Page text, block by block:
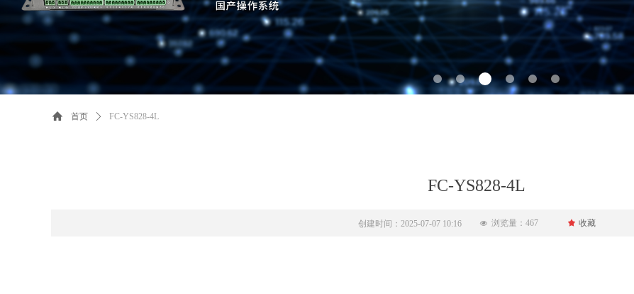
首页 ꄲ FC-YS828-4L
FC-YS828-4L
创建时间： 2025-07-07 10:16 넶 浏览量： 467 끄 收藏